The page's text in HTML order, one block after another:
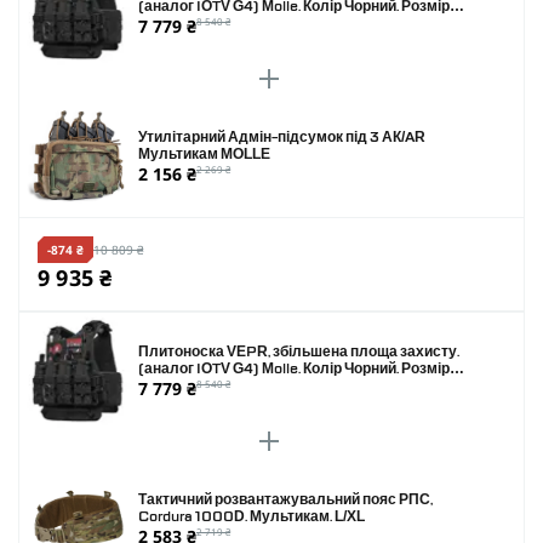
(аналог IOTV G4) Molle. Колір Чорний. Розмір
XL
7 779 ₴8 540 ₴
Утилітарний Адмін-підсумок під 3 АК/AR
Мультикам MOLLE
2 156 ₴2 269 ₴
-874 ₴ 10 809 ₴
9 935 ₴
Плитоноска VEPR, збільшена площа захисту.
(аналог IOTV G4) Molle. Колір Чорний. Розмір
XL
7 779 ₴8 540 ₴
Тактичний розвантажувальний пояс РПС,
Cordura 1000D. Мультикам. L/XL
2 583 ₴2 719 ₴